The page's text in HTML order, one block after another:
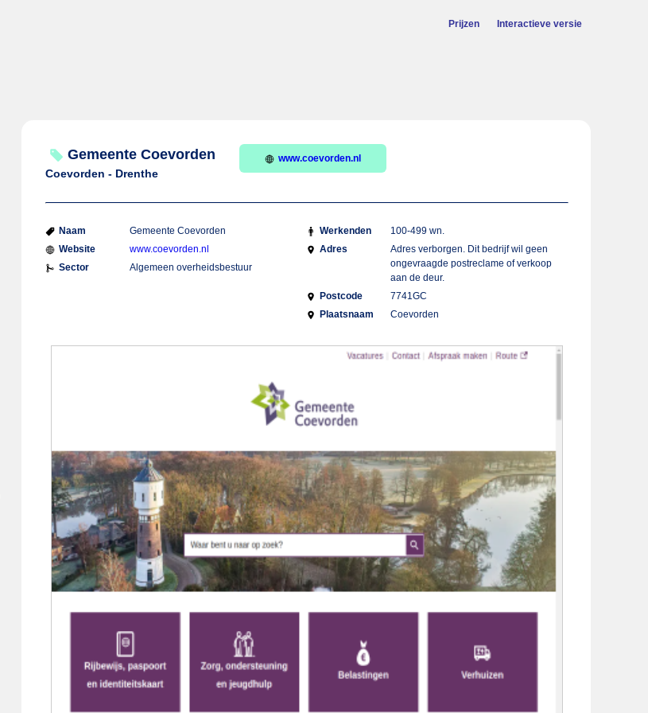
Prijzen Interactieve versie
Gemeente Coevorden
Coevorden - Drenthe
www.coevorden.nl
Naam
Gemeente Coevorden
Website
www.coevorden.nl
Sector
Algemeen overheidsbestuur
Werkenden
100-499 wn.
Adres
Adres verborgen. Dit bedrijf wil geen
ongevraagde postreclame of verkoop
aan de deur.
Postcode
7741GC
Plaatsnaam
Coevorden